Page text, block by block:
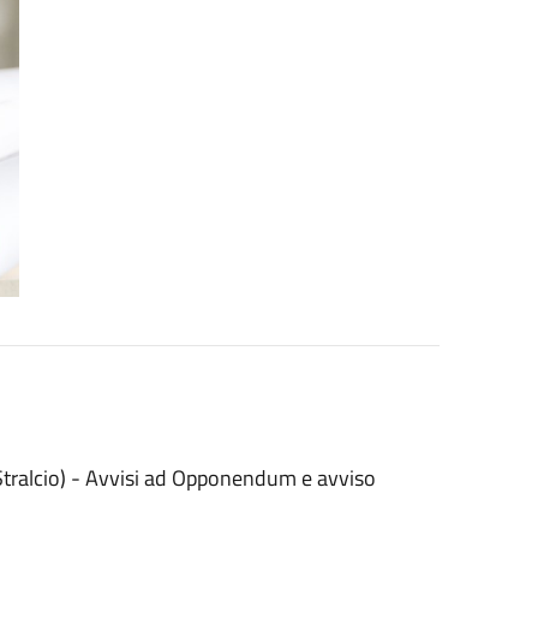
- Avvisi ad Opponendum e avviso